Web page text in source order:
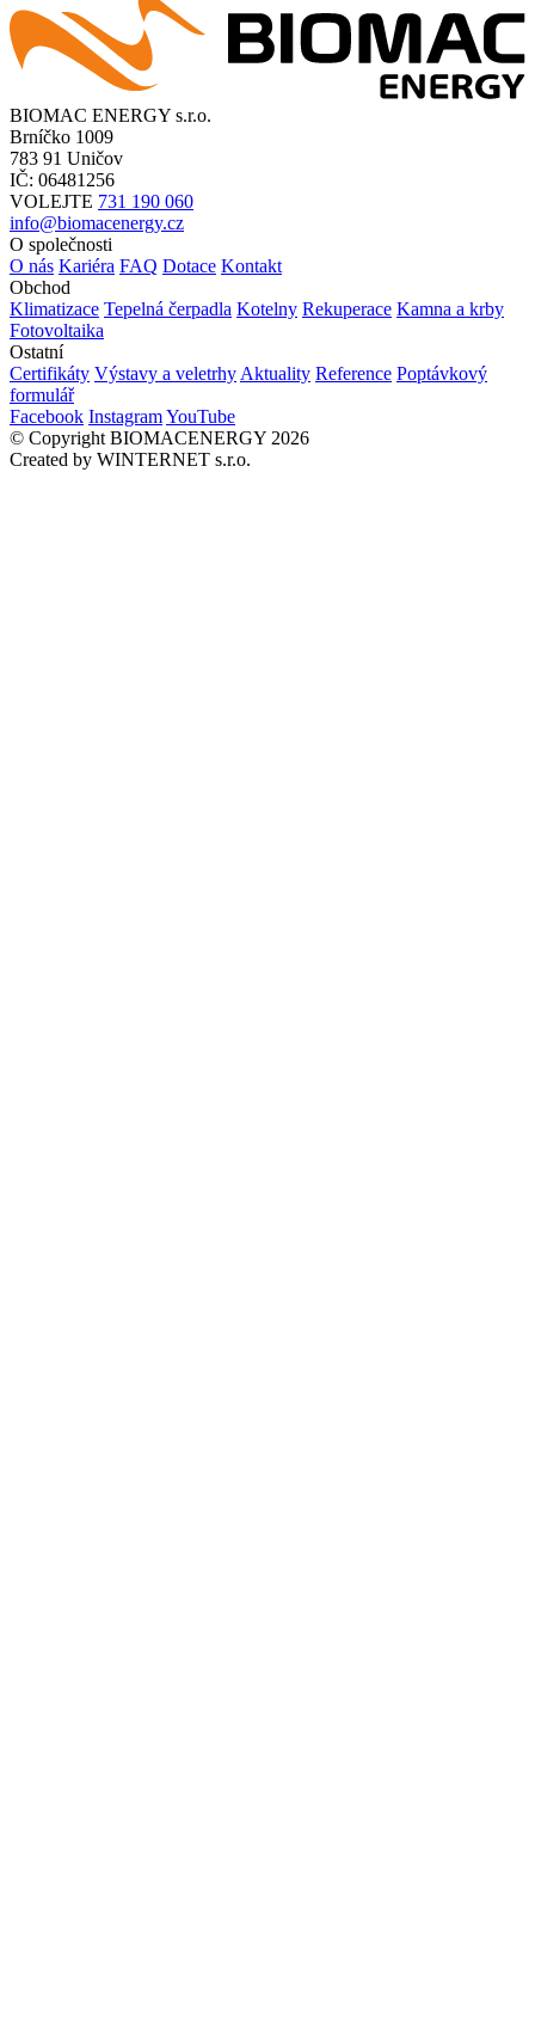
BIOMAC ENERGY s.r.o.
Brníčko 1009
783 91 Uničov
IČ: 06481256
VOLEJTE 731 190 060
info@biomacenergy.cz
O společnosti
O nás Kariéra FAQ Dotace Kontakt
Obchod
Klimatizace Tepelná čerpadla Kotelny Rekuperace Kamna a krby
Fotovoltaika
Ostatní
Certifikáty Výstavy a veletrhy Aktuality Reference Poptávkový
formulář
Facebook InstagramYouTube
© Copyright BIOMACENERGY 2026
Created by WINTERNET s.r.o.